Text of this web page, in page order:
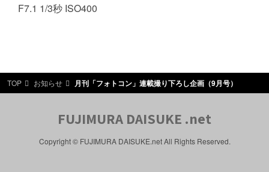
F7.1 1/3秒 ISO400
TOP お知らせ 月刊「フォトコン」連載撮り下ろし企画（9月号）
FUJIMURA DAISUKE .net
Copyright © FUJIMURA DAISUKE.net All Rights Reserved.